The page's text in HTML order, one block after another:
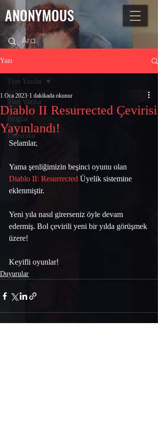
ANONYMOUS
Yazı
Tüm Yazılar
Bloglar
Duyurular
Tüm Yazılar
Diablo II Resurrected Çevirisi
Yayınlandı!
1 Oca 2023 1 dakikada okunur
Selamlar,
Yama şenliğimizin beşinci oyunu olan
Diablo II: Resurrected Üyelik sistemine
eklenmiştir.
Yeni yıla nasıl girerseniz öyle devam
edermiş. Bol çevirili yeni bir yılda görüşmek
üzere!
Keyifli oyunlar!
Duyurular